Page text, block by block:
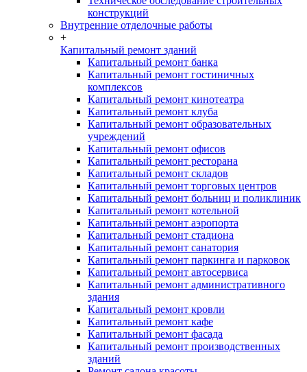
конструкций
Внутренние отделочные работы
+
Капитальный ремонт зданий
Капитальный ремонт банка
Капитальный ремонт гостиничных
комплексов
Капитальный ремонт кинотеатра
Капитальный ремонт клуба
Капитальный ремонт образовательных
учреждений
Капитальный ремонт офисов
Капитальный ремонт ресторана
Капитальный ремонт складов
Капитальный ремонт торговых центров
Капитальный ремонт больниц и поликлиник
Капитальный ремонт котельной
Капитальный ремонт аэропорта
Капитальный ремонт стадиона
Капитальный ремонт санатория
Капитальный ремонт паркинга и парковок
Капитальный ремонт автосервиса
Капитальный ремонт административного
здания
Капитальный ремонт кровли
Капитальный ремонт кафе
Капитальный ремонт фасада
Капитальный ремонт производственных
зданий